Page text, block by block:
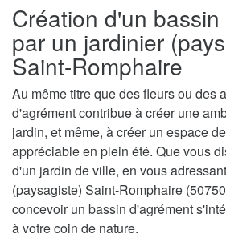
Création d'un bassin
par un jardinier
Saint-Romphaire
Au même titre que des fleurs ou des
d'agrément contribue à créer une
jardin, et même, à créer un espace
appréciable en plein été. Que vous
d'un jardin de ville, en vous
(paysagiste) Saint-Romphaire
concevoir un bassin d'agrément
à votre coin de nature.